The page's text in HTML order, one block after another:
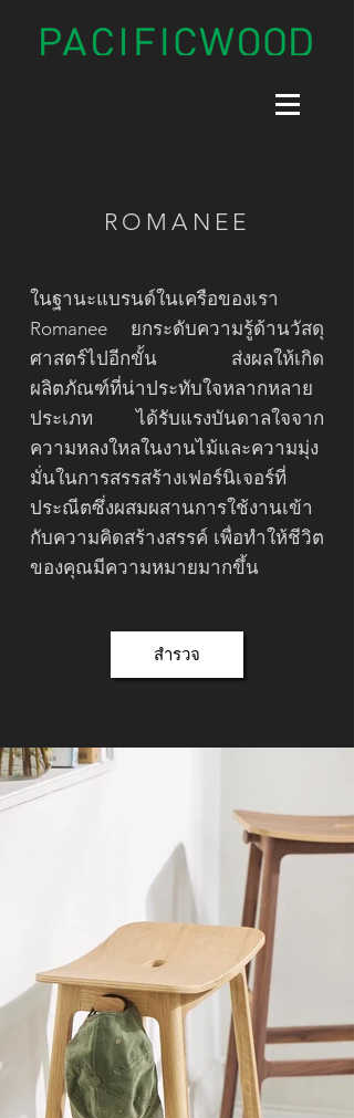
ROMANEE
ในฐานะแบรนด์ในเครือของเรา
Romanee ยกระดับความรู้ด้านวัสดุ
ศาสตร์ไปอีกขั้น ส่งผลให้เกิด
ผลิตภัณฑ์ที่น่าประทับใจหลากหลาย
ประเภท ได้รับแรงบันดาลใจจาก
ความหลงใหลในงานไม้และความมุ่ง
มั่นในการสรรสร้างเฟอร์นิเจอร์ที่
ประณีตซึ่งผสมผสานการใช้งานเข้า
กับความคิดสร้างสรรค์ เพื่อทำให้ชีวิต
ของคุณมีความหมายมากขึ้น
สำรวจ